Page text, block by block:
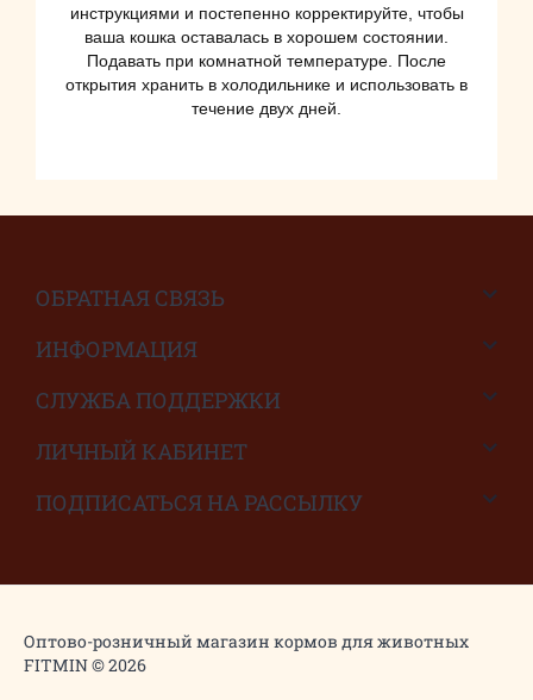
инструкциями и постепенно корректируйте, чтобы
ваша кошка оставалась в хорошем состоянии.
Подавать при комнатной температуре. После
открытия хранить в холодильнике и использовать в
течение двух дней.
ОБРАТНАЯ СВЯЗЬ
ИНФОРМАЦИЯ
СЛУЖБА ПОДДЕРЖКИ
ЛИЧНЫЙ КАБИНЕТ
ПОДПИСАТЬСЯ НА РАССЫЛКУ
Оптово-розничный магазин кормов для животных
FITMIN © 2026